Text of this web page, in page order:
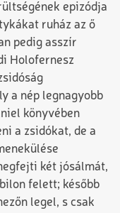
epizódja
ruház az ő
pedig asszír
Holofernesz
a nép legnagyobb
könyvében
a zsidókat, de a
két jósálmát,
felett; később
legel, s csak